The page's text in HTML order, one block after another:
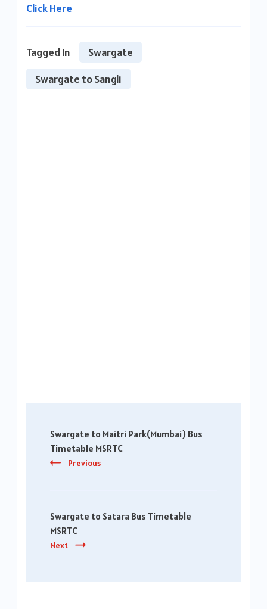
Click Here
Tagged In
Swargate
Swargate to Sangli
Navigation
Swargate to Maitri Park(Mumbai) Bus
Timetable MSRTC
Previous
Swargate to Satara Bus Timetable
MSRTC
Next